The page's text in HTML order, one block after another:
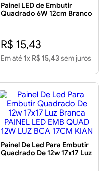
Painel LED de Embutir
Quadrado 6W 12cm Branco
R$ 15,43
Em até 1x R$ 15,43sem juros
Painel De Led Para Embutir
Quadrado De 12w 17x17 Luz